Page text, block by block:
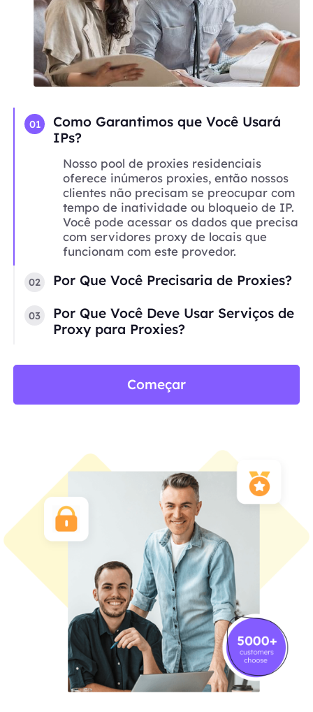
01
Como Garantimos que Você Usará
IPs?
Nosso pool de proxies residenciais
oferece inúmeros proxies, então nossos
clientes não precisam se preocupar com
tempo de inatividade ou bloqueio de IP.
Você pode acessar os dados que precisa
com servidores proxy de locais que
funcionam com este provedor.
02 Por Que Você Precisaria de Proxies?
03
Por Que Você Deve Usar Serviços de
Proxy para Proxies?
Começar